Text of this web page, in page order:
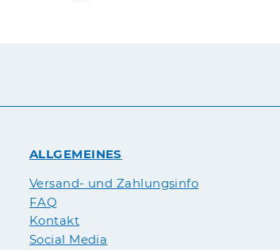
ALLGEMEINES
Versand- und Zahlungsinfo
FAQ
Kontakt
Social Media